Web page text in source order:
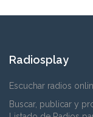
Radiosplay
Escuchar radios
Buscar, publicar y